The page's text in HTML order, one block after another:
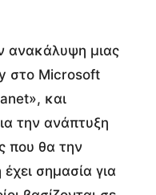
ανακάλυψη μιας
στο Microsoft
και
την ανάπτυξη
που θα την
σημασία για